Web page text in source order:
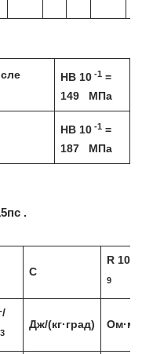
HB 10 -1=
149 МПа
,
HB 10 -1=
187 МПа
.
C
R 10
9
3
Дж/(кг·град) Ом·м